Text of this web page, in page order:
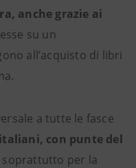
anche grazie ai
su un
all’acquisto di libri
a tutte le fasce
con punte del
soprattutto per la